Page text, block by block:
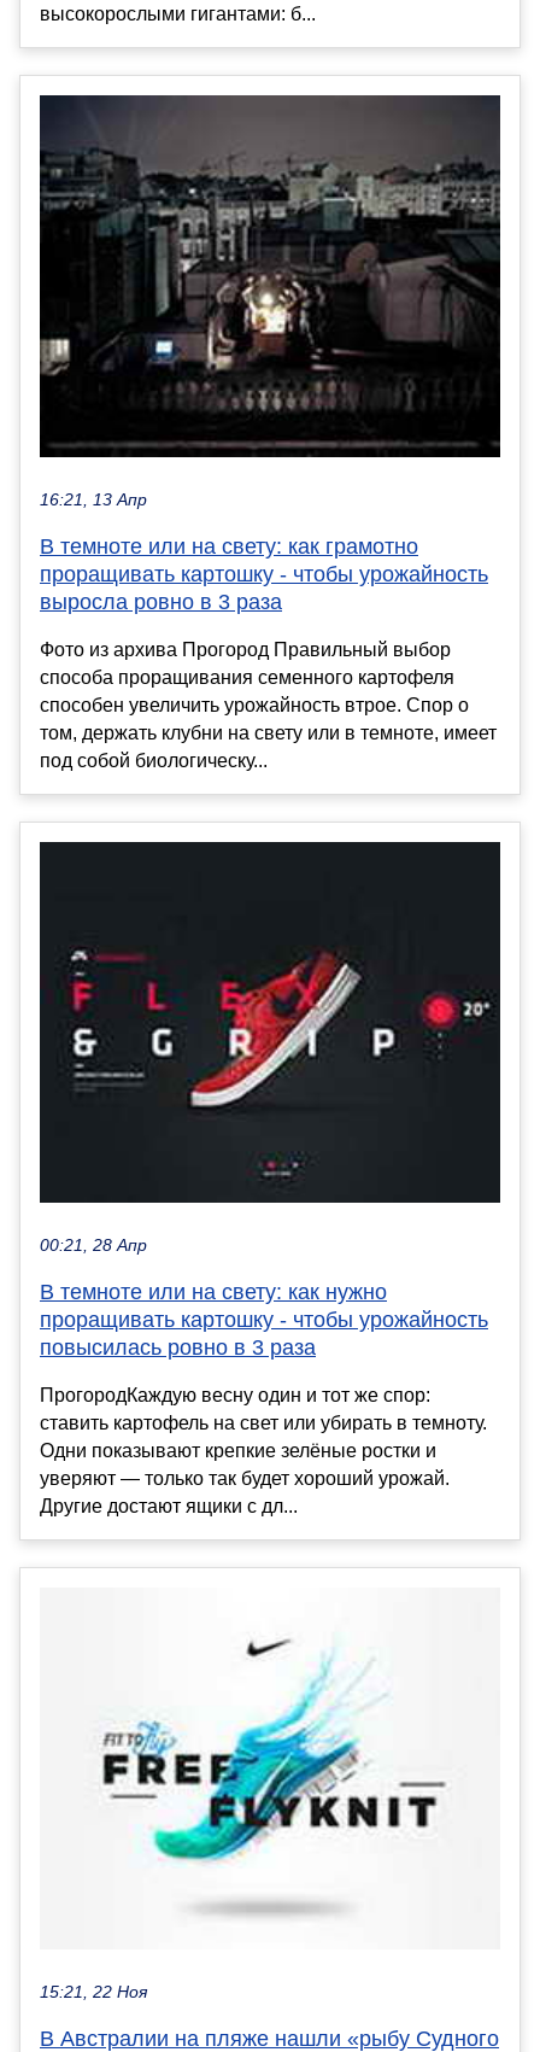
высокорослыми гигантами: б...
16:21, 13 Апр
В темноте или на свету: как грамотно
проращивать картошку - чтобы урожайность
выросла ровно в 3 раза
Фото из архива Прогород Правильный выбор
способа проращивания семенного картофеля
способен увеличить урожайность втрое. Спор о
том, держать клубни на свету или в темноте, имеет
под собой биологическу...
00:21, 28 Апр
В темноте или на свету: как нужно
проращивать картошку - чтобы урожайность
повысилась ровно в 3 раза
ПрогородКаждую весну один и тот же спор:
ставить картофель на свет или убирать в темноту.
Одни показывают крепкие зелёные ростки и
уверяют — только так будет хороший урожай.
Другие достают ящики с дл...
15:21, 22 Ноя
В Австралии на пляже нашли «рыбу Судного